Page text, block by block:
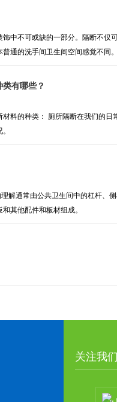
中不可或缺的一部分。隔断不仅
通的洗手间卫生间空间感觉不同
有哪些？
料的种类： 厕所隔断在我们的日
解通常由公共卫生间中的杠杆、
其他配件和板材组成。
关注我